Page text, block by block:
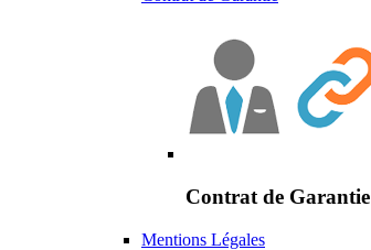
Contrat de Garantie
Mentions Légales